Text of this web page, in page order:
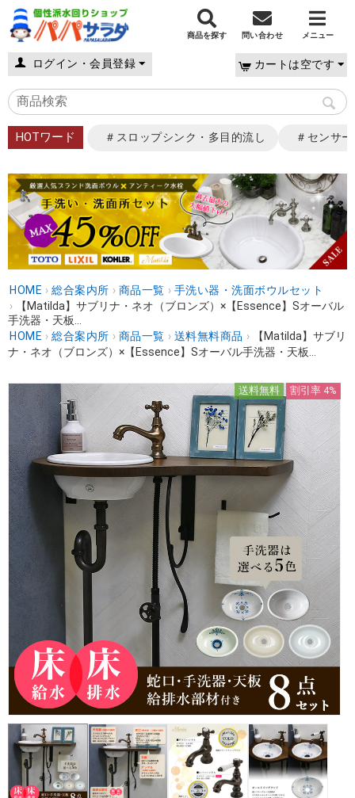
商品を探す 問い合わせ メニュー
ログイン・会員登録 カートは空です
HOTワード ＃スロップシンク・多目的流し ＃センサ
HOME › 総合案内所 › 商品一覧 › 手洗い器・洗面ボウルセット
›
【Matilda】サブリナ・ネオ（ブロンズ）×【Essence】Sオーバル
手洗器・天板...
HOME › 総合案内所 › 商品一覧 › 送料無料商品 ›
【Matilda】サブリ
ナ・ネオ（ブロンズ）×【Essence】Sオーバル手洗器・天板...
送料無料 割引率 4%